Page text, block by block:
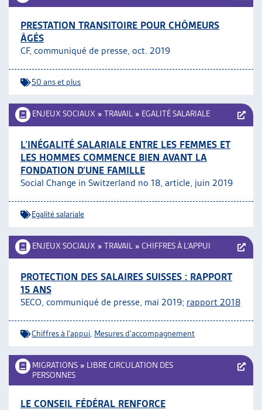
PRESTATION TRANSITOIRE POUR CHÔMEURS
ÂGÉS
CF, communiqué de presse, oct. 2019
50 ans et plus
ENJEUX SOCIAUX » TRAVAIL » EGALITÉ SALARIALE
L’INÉGALITÉ SALARIALE ENTRE LES FEMMES ET
LES HOMMES COMMENCE BIEN AVANT LA
FONDATION D’UNE FAMILLE
Social Change in Switzerland no 18, article, juin 2019
Egalité salariale
ENJEUX SOCIAUX » TRAVAIL » CHIFFRES À L’APPUI
PROTECTION DES SALAIRES SUISSES : RAPPORT
15 ANS
SECO, communiqué de presse, mai 2019; rapport 2018
Chiffres à l'appui Mesures d'accompagnement
MIGRATIONS » LIBRE CIRCULATION DES
PERSONNES
LE CONSEIL FÉDÉRAL RENFORCE